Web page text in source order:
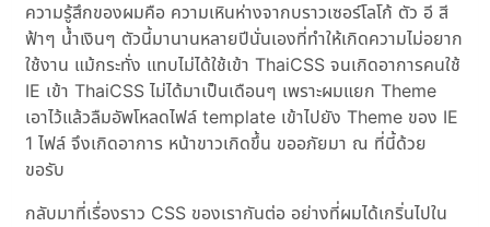
ความรู้สึกของผมคือ ความเหินห่างจากบราวเซอร์โลโก้ ตัว อี สี
ฟ้าๆ น้ำเงินๆ ตัวนี้มานานหลายปีนั่นเองที่ทำให้เกิดความไม่อยาก
ใช้งาน แม้กระทั่ง แทบไม่ได้ใช้เข้า ThaiCSS จนเกิดอาการคนใช้
IE เข้า ThaiCSS ไม่ได้มาเป็นเดือนๆ เพราะผมแยก Theme
เอาไว้แล้วลืมอัพโหลดไฟล์ template เข้าไปยัง Theme ของ IE
1 ไฟล์ จึงเกิดอาการ หน้าขาวเกิดขึ้น ขออภัยมา ณ ที่นี้ด้วย
ขอรับ
กลับมาที่เรื่องราว CSS ของเรากันต่อ อย่างที่ผมได้เกริ่นไปใน